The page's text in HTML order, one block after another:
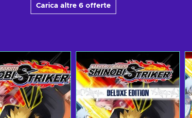
Carica altre 6 offerte